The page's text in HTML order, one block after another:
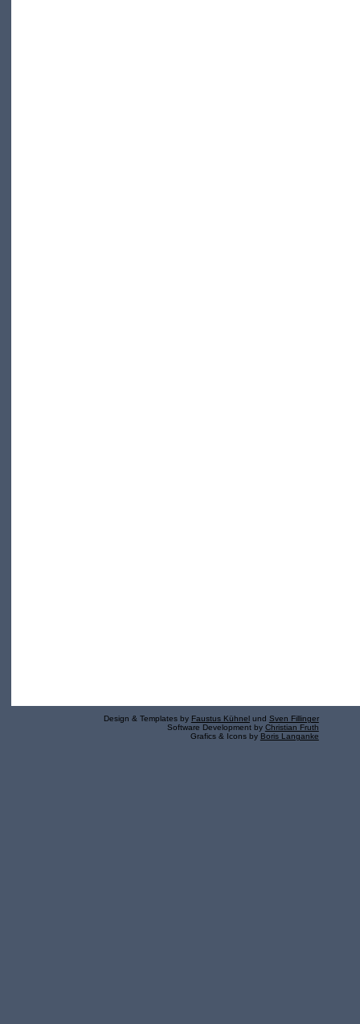
Design & Templates by Faustus Kühnel und Sven Fillinger
Software Development by Christian Fruth
Grafics & Icons by Boris Langanke